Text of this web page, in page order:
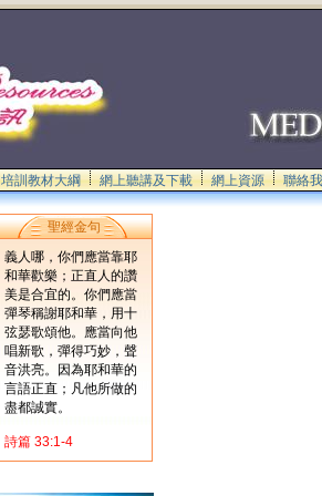
培訓教材大綱 網上聽講及下載 網上資源 聯絡
聖經金句
義人哪，你們應當靠耶
和華歡樂；正直人的讚
美是合宜的。你們應當
彈琴稱謝耶和華，用十
弦瑟歌頌他。應當向他
唱新歌，彈得巧妙，聲
音洪亮。因為耶和華的
言語正直；凡他所做的
盡都誠實。
詩篇 33:1-4